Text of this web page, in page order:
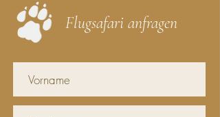
Flugsafari anfragen